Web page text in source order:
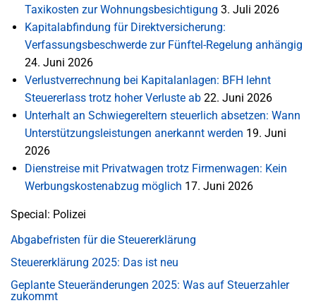
Taxikosten zur Wohnungsbesichtigung 3. Juli 2026
Kapitalabfindung für Direktversicherung:
Verfassungsbeschwerde zur Fünftel-Regelung anhängig
24. Juni 2026
Verlustverrechnung bei Kapitalanlagen: BFH lehnt
Steuererlass trotz hoher Verluste ab 22. Juni 2026
Unterhalt an Schwiegereltern steuerlich absetzen: Wann
Unterstützungsleistungen anerkannt werden 19. Juni
2026
Dienstreise mit Privatwagen trotz Firmenwagen: Kein
Werbungskostenabzug möglich 17. Juni 2026
Special: Polizei
Abgabefristen für die Steuererklärung
Steuererklärung 2025: Das ist neu
Geplante Steueränderungen 2025: Was auf Steuerzahler
zukommt